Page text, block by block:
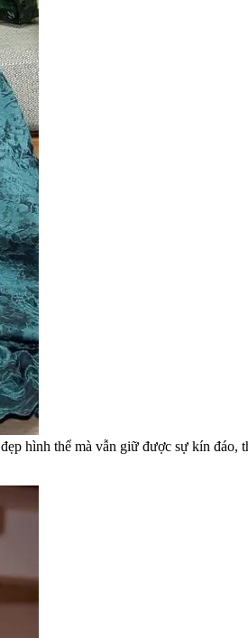
hình thể mà vẫn giữ được sự kín đáo,